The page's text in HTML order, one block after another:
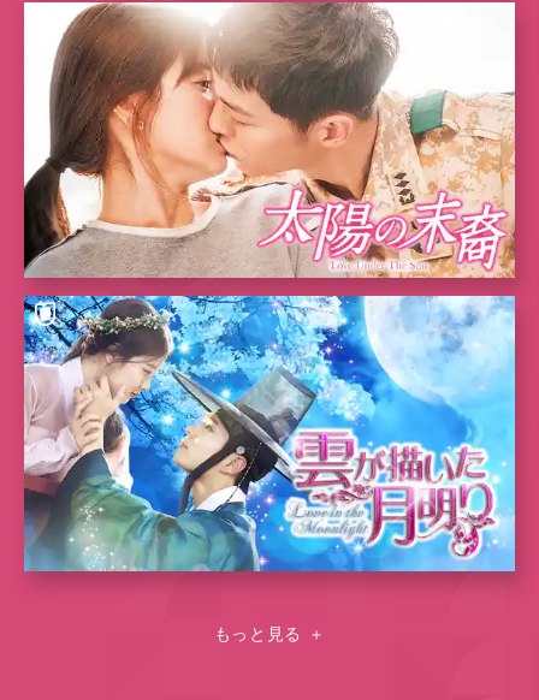
もっと見る ＋